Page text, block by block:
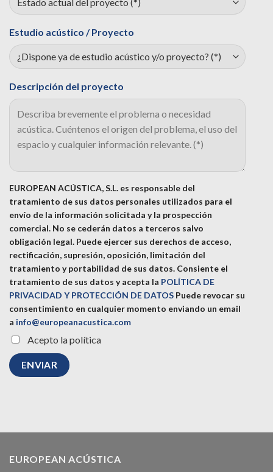
Estudio acústico / Proyecto
Descripción del proyecto
EUROPEAN ACÚSTICA, S.L. es responsable del
tratamiento de sus datos personales utilizados para el
envío de la información solicitada y la prospección
comercial. No se cederán datos a terceros salvo
obligación legal. Puede ejercer sus derechos de acceso,
rectificación, supresión, oposición, limitación del
tratamiento y portabilidad de sus datos. Consiente el
tratamiento de sus datos y acepta la POLÍTICA DE
PRIVACIDAD Y PROTECCIÓN DE DATOS Puede revocar su
consentimiento en cualquier momento enviando un email
a info@europeanacustica.com
Acepto la política
EUROPEAN ACÚSTICA